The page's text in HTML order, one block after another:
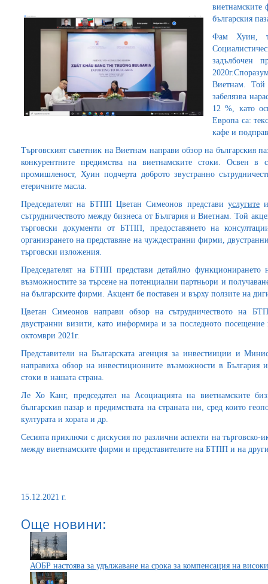
виетнамските
българския
Фам Хуин,
задълбочен
Виетнам.
забелязва
12 %, като
Европа са:
кафе и
Търговският съветник на Виетнам направи обзор на българския
конкурентните предимства на виетнамските стоки. Освен в
промишленост, Хуин подчерта доброто звустранно
етеричните масла.
Председателят на БТПП Цветан Симеонов представи услугитеи
сътрудничеството между бизнеса от България и Виетнам. Той
търговски документи от БТПП, предоставянето на
организрането на представяне на чуждестранни фирми,
търговски изложения.
Председателят на БТПП представи детайлно
възможностите за търсене на потенциални партньори и
на българските фирми. Акцент бе поставен и върху ползите на
Цветан Симеонов направи обзор на сътрудничеството на
двустранни визити, като информира и за последното
октомври 2021г.
Представители на Българската агенция за инвестииции и
направиха обзор на инвестиционните възможности в България
стоки в нашата страна.
Ле Хо Канг, председател на Асоциацията на виетнамските
българския пазар и предимствата на страната ни, сред които
културата и хората и др.
Сесията приключи с дискусия по различни аспекти на търговско-
между виетнамските фирми и представителите на БТПП и на
15.12.2021 г.
Още новини:
АОБР настоява за удължаване на срока за компенсация на